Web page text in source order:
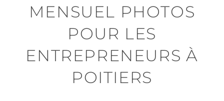
MENSUEL PHOTOS
POUR LES
ENTREPRENEURS À
POITIERS